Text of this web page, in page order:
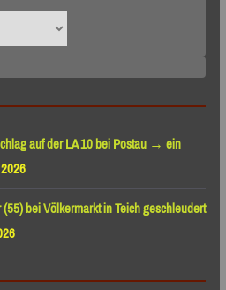
auf der LA 10 bei Postau → ein
bei Völkermarkt in Teich geschleudert